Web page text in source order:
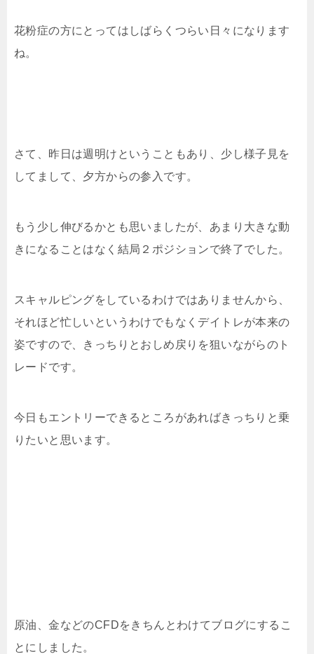
花粉症の方にとってはしばらくつらい日々になります
ね。
さて、昨日は週明けということもあり、少し様子見を
してまして、夕方からの参入です。
もう少し伸びるかとも思いましたが、あまり大きな動
きになることはなく結局２ポジションで終了でした。
スキャルピングをしているわけではありませんから、
それほど忙しいというわけでもなくデイトレが本来の
姿ですので、きっちりとおしめ戻りを狙いながらのト
レードです。
今日もエントリーできるところがあればきっちりと乗
りたいと思います。
原油、金などのCFDをきちんとわけてブログにするこ
とにしました。